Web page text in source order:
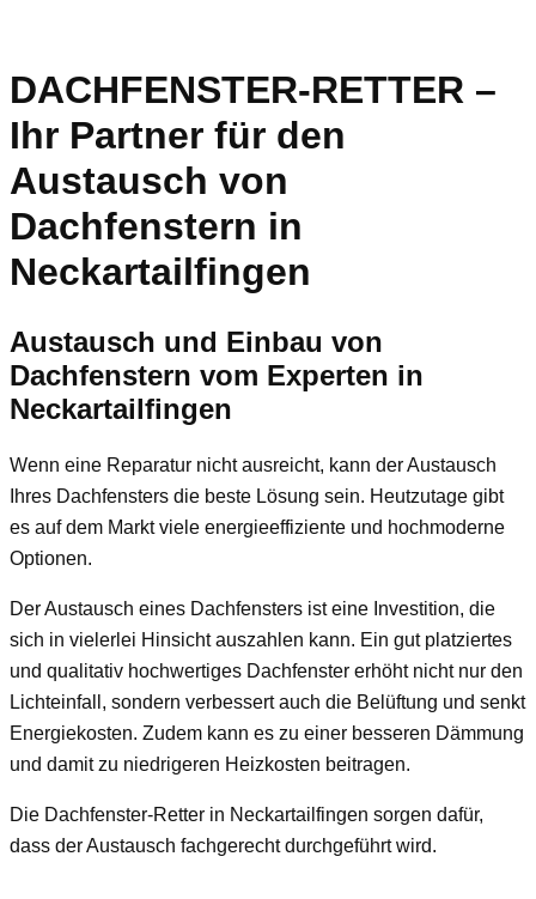
DACHFENSTER-RETTER –
Ihr Partner für den
Austausch von
Dachfenstern in
Neckartailfingen
Austausch und Einbau von
Dachfenstern vom Experten in
Neckartailfingen
Wenn eine Reparatur nicht ausreicht, kann der Austausch
Ihres Dachfensters die beste Lösung sein. Heutzutage gibt
es auf dem Markt viele energieeffiziente und hochmoderne
Optionen.
Der Austausch eines Dachfensters ist eine Investition, die
sich in vielerlei Hinsicht auszahlen kann. Ein gut platziertes
und qualitativ hochwertiges Dachfenster erhöht nicht nur den
Lichteinfall, sondern verbessert auch die Belüftung und senkt
Energiekosten. Zudem kann es zu einer besseren Dämmung
und damit zu niedrigeren Heizkosten beitragen.
Die Dachfenster-Retter in Neckartailfingen sorgen dafür,
dass der Austausch fachgerecht durchgeführt wird.